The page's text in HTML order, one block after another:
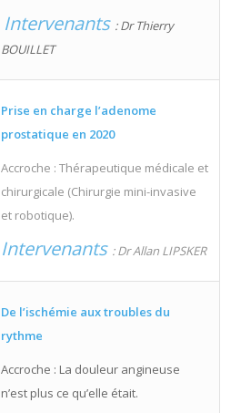
Intervenants : Dr Thierry
BOUILLET
Prise en charge l’adenome
prostatique en 2020
Accroche : Thérapeutique médicale et
chirurgicale (Chirurgie mini-invasive
et robotique).
Intervenants : Dr Allan LIPSKER
De l’ischémie aux troubles du
rythme
Accroche : La douleur angineuse
n’est plus ce qu’elle était.